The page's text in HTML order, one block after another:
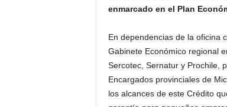
enmarcado en el Plan
En dependencias de la oficina
Gabinete Económico regional
Sercotec, Sernatur y Prochile,
Encargados provinciales de
los alcances de este Crédito